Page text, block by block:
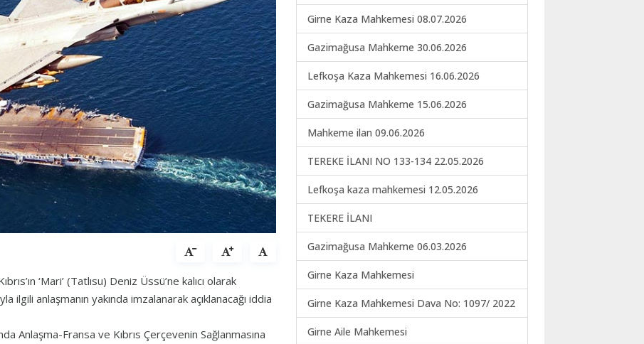
‘Mari’ (Tatlısu) Deniz Üssü’ne kalıcı olarak
ilgili anlaşmanın yakında imzalanarak açıklanacağı iddia
Anlaşma-Fransa ve Kıbrıs Çerçevenin Sağlanmasına
Girne Kaza Mahkemesi 08.07.2026
Gazimağusa Mahkeme 30.06.2026
Lefkoşa Kaza Mahkemesi 16.06.2026
Gazimağusa Mahkeme 15.06.2026
Mahkeme ilan 09.06.2026
TEREKE İLANI NO 133-134 22.05.2026
Lefkoşa kaza mahkemesi 12.05.2026
TEKERE İLANI
Gazimağusa Mahkeme 06.03.2026
Girne Kaza Mahkemesi
Girne Kaza Mahkemesi Dava No: 1097/ 2022
Girne Aile Mahkemesi